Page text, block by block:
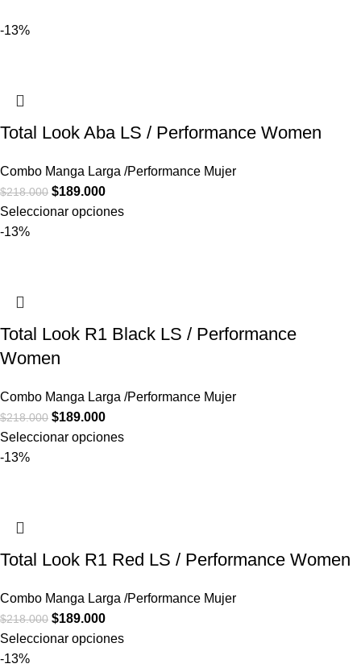
-13%
Total Look Aba LS / Performance Women
Combo Manga Larga /Performance Mujer
$218.000 $189.000
Seleccionar opciones
-13%
Total Look R1 Black LS / Performance
Women
Combo Manga Larga /Performance Mujer
$218.000 $189.000
Seleccionar opciones
-13%
Total Look R1 Red LS / Performance Women
Combo Manga Larga /Performance Mujer
$218.000 $189.000
Seleccionar opciones
-13%